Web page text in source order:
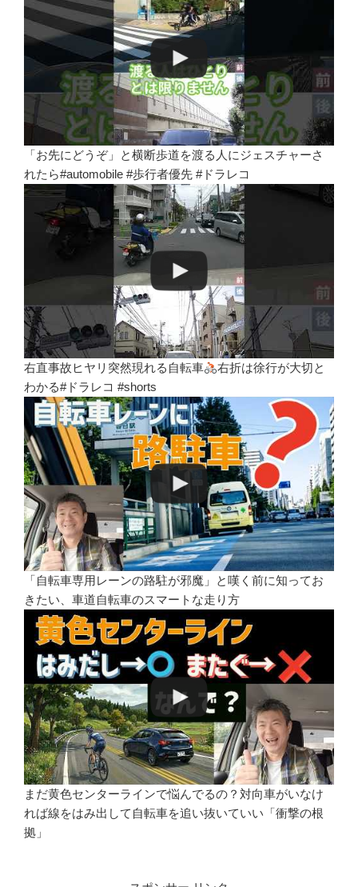
「お先にどうぞ」と横断歩道を渡る人にジェスチャーさ
れたら#automobile #歩行者優先 #ドラレコ
右直事故ヒヤリ突然現れる自転車
右折は徐行が大切と
わかる#ドラレコ #shorts
「自転車専用レーンの路駐が邪魔」と嘆く前に知ってお
きたい、車道自転車のスマートな走り方
まだ黄色センターラインで悩んでるの？対向車がいなけ
れば線をはみ出して自転車を追い抜いていい「衝撃の根
拠」